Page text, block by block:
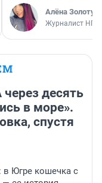
Алёна
Журналист НГС
десять
в море».
спустя
Югре кошечка с